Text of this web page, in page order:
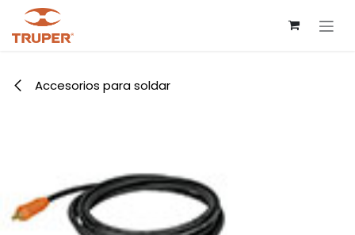
Ir al contenido
Accesorios para soldar